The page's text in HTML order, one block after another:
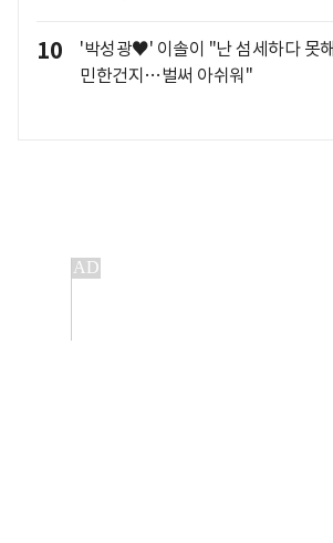
10
'박성광♥' 이솔이 "난 섬세하다 못
민한건지…벌써 아쉬워"